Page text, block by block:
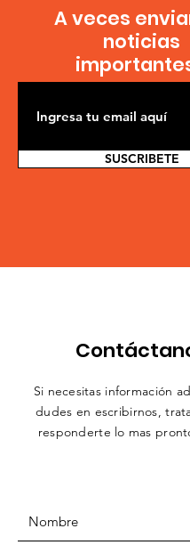
SUSCRIBETE
A veces
noticias
Si necesitas información
dudes en escribirnos,
responderte lo mas